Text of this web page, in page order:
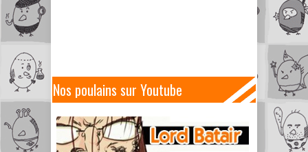
Nos poulains sur Youtube